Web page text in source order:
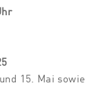
15. Mai sowie